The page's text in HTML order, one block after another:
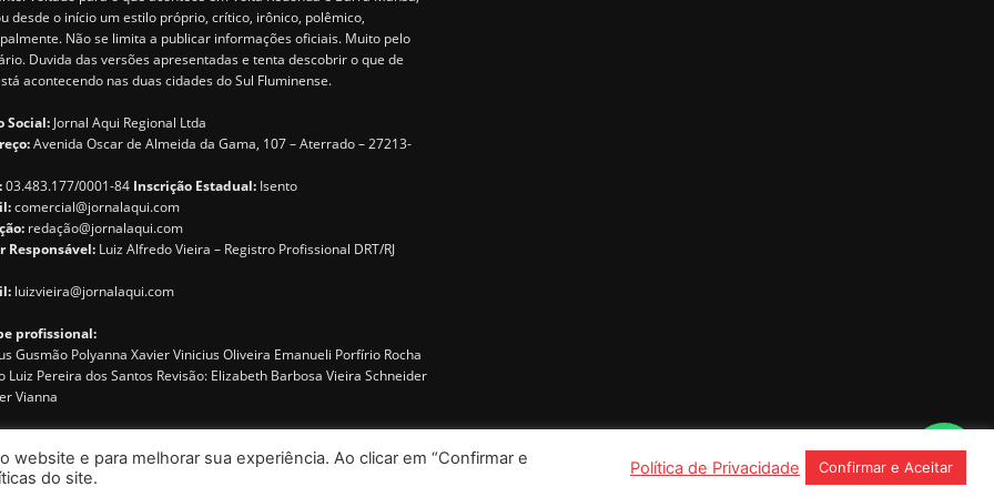
desde o início um estilo próprio, crítico, irônico, polêmico,
Não se limita a publicar informações oficiais. Muito pelo
Duvida das versões apresentadas e tenta descobrir o que de
acontecendo nas duas cidades do Sul Fluminense.
Social: Jornal Aqui Regional Ltda
Avenida Oscar de Almeida da Gama, 107 – Aterrado – 27213-
03.483.177/0001-84 Inscrição Estadual: Isento
comercial@jornalaqui.com
redação@jornalaqui.com
Responsável: Luiz Alfredo Vieira – Registro Profissional DRT/RJ
luizvieira@jornalaqui.com
profissional:
Gusmão Polyanna Xavier Vinicius Oliveira Emanueli Porfírio Rocha
Luiz Pereira dos Santos Revisão: Elizabeth Barbosa Vieira Schneider
Vianna
WEB41
e para melhorar sua experiência. Ao clicar em “Confirmar e
do site.
Política de Privacidade Confirmar e Aceitar